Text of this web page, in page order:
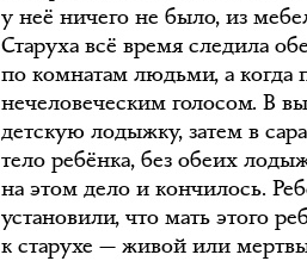
у неё ничего не было, из
Старуха всё время следила
по комнатам людьми, а когда
нечеловеческим голосом. В
детскую лодыжку, затем в
тело ребёнка, без обеих
на этом дело и кончилось.
установили, что мать этого
к старухе — живой или